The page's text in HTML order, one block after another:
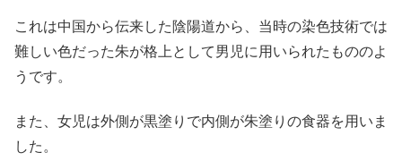
これは中国から伝来した陰陽道から、当時の染色技術では
難しい色だった朱が格上として男児に用いられたもののよ
うです。
また、女児は外側が黒塗りで内側が朱塗りの食器を用いま
した。